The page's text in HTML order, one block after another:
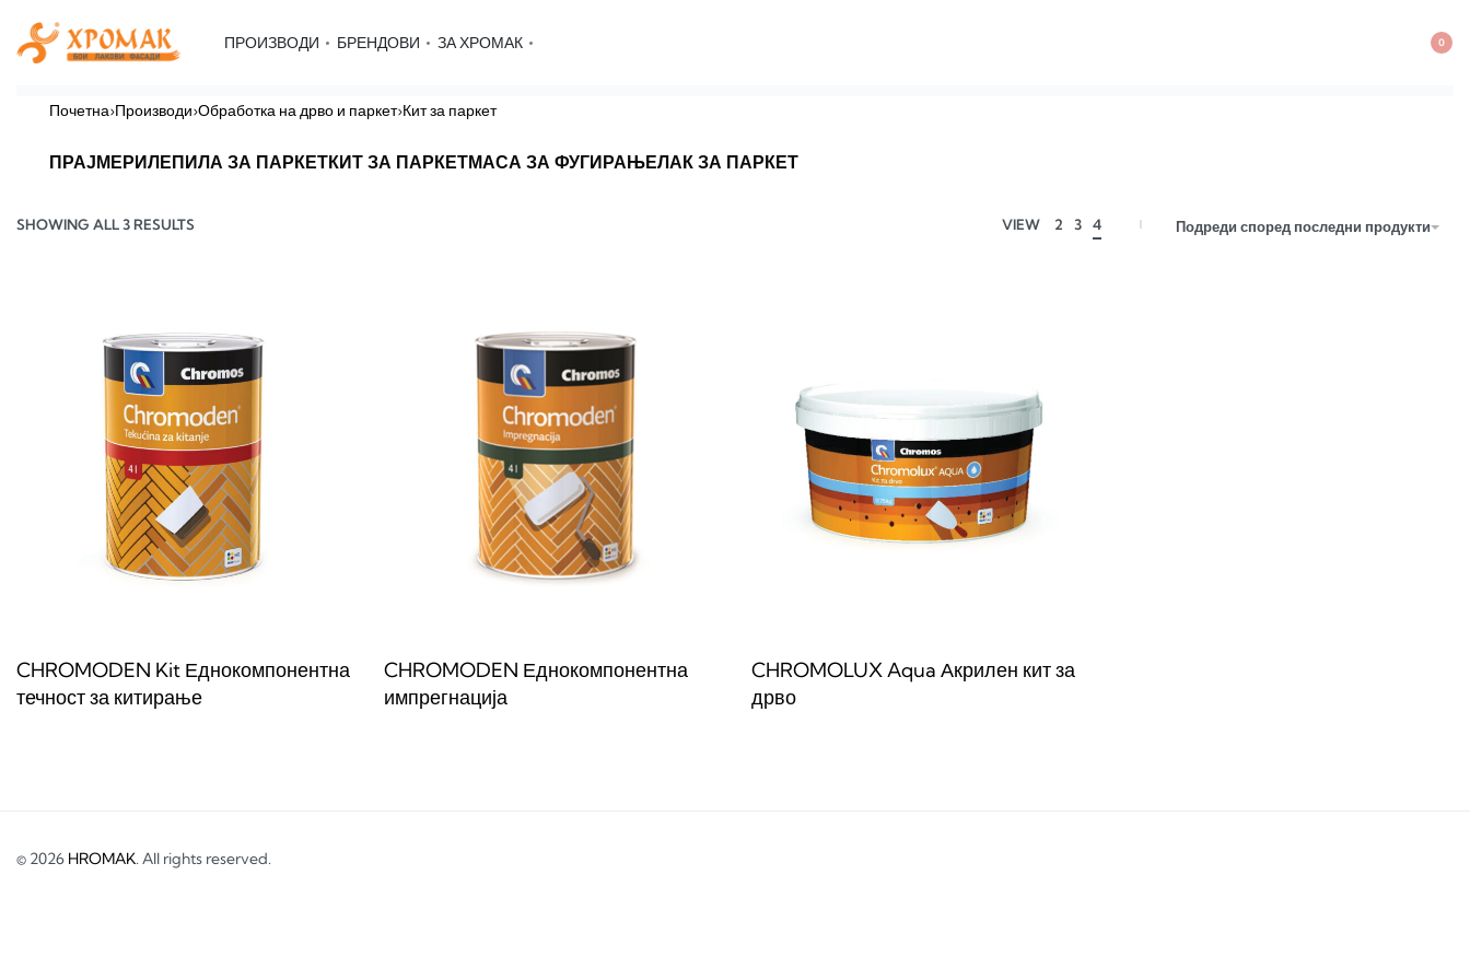
ПРОИЗВОДИ БРЕНДОВИ ЗА ХРОМАК 0
Почетна›Производи›Обработка на дрво и паркет›Кит за паркет
ПРАЈМЕРИЛЕПИЛА ЗА ПАРКЕТКИТ ЗА ПАРКЕТМАСА ЗА ФУГИРАЊЕЛАК ЗА ПАРКЕТ
SHOWING ALL 3 RESULTS VIEW 2 3 4 Подреди според последни продукти
CHROMODEN Kit Еднокомпонентна
течност за китирање
CHROMODEN Еднокомпонентна
импрегнација
CHROMOLUX Aqua Акрилен кит за
дрво
© 2026 HROMAK. All rights reserved.